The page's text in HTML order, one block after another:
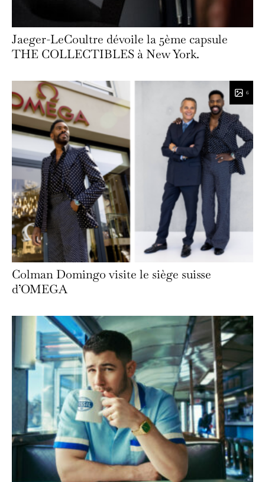
Jaeger-LeCoultre dévoile la 5ème capsule
THE COLLECTIBLES à New York.
6
Colman Domingo visite le siège suisse
d’OMEGA